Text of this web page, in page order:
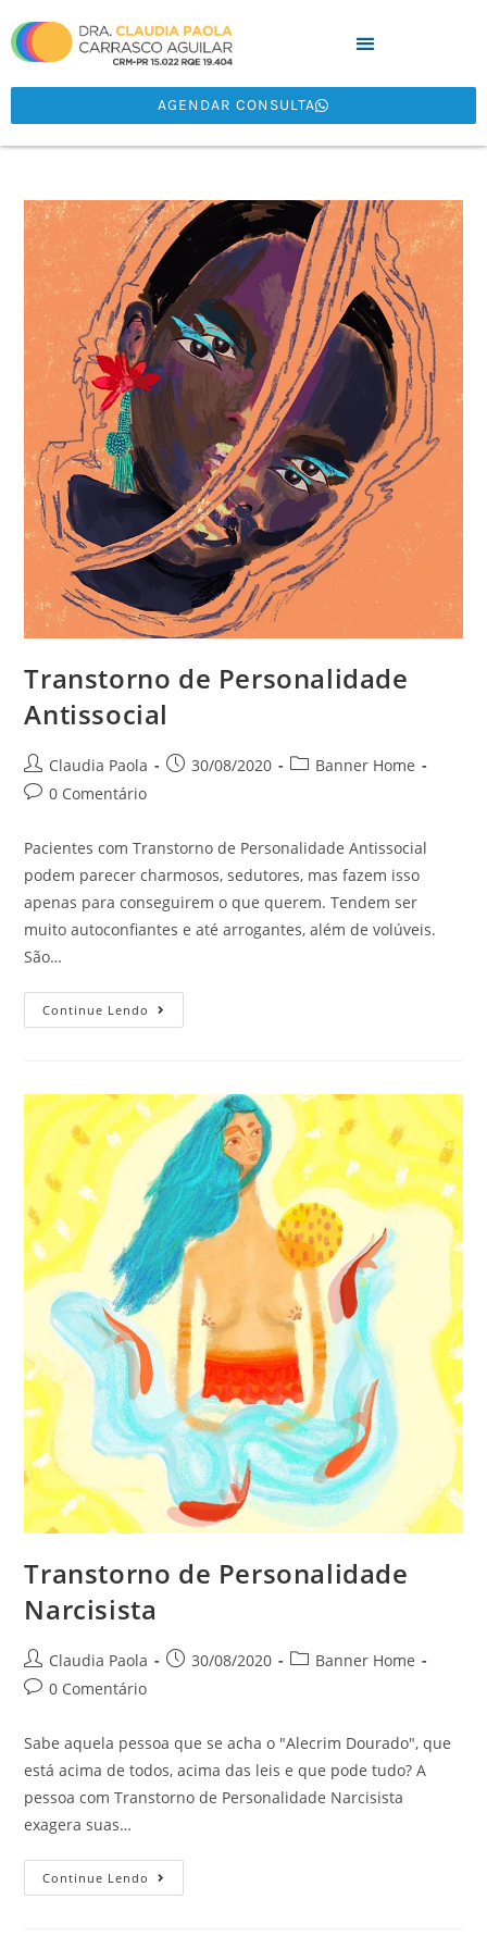
AGENDAR CONSULTA
Transtorno de Personalidade
Antissocial
Claudia Paola 30/08/2020
Banner Home
0 Comentário
Pacientes com Transtorno de Personalidade Antissocial
podem parecer charmosos, sedutores, mas fazem isso
apenas para conseguirem o que querem. Tendem ser
muito autoconfiantes e até arrogantes, além de volúveis.
São…
Continue Lendo
Transtorno de Personalidade
Narcisista
Claudia Paola 30/08/2020
Banner Home
0 Comentário
Sabe aquela pessoa que se acha o "Alecrim Dourado", que
está acima de todos, acima das leis e que pode tudo? A
pessoa com Transtorno de Personalidade Narcisista
exagera suas…
Continue Lendo